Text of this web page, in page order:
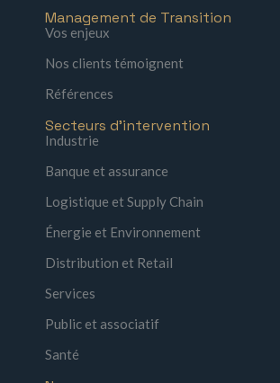
Management de Transition
Vos enjeux
Nos clients témoignent
Références
Secteurs d'intervention
Industrie
Banque et assurance
Logistique et Supply Chain
Énergie et Environnement
Distribution et Retail
Services
Public et associatif
Santé